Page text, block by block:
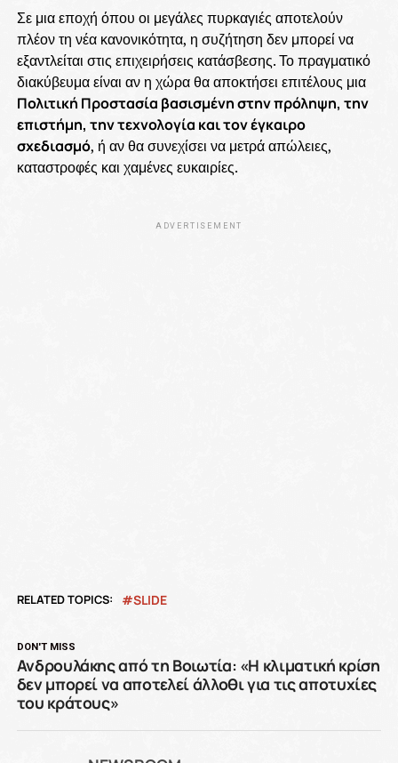
Σε μια εποχή όπου οι μεγάλες πυρκαγιές αποτελούν
πλέον τη νέα κανονικότητα, η συζήτηση δεν μπορεί να
εξαντλείται στις επιχειρήσεις κατάσβεσης. Το πραγματικό
διακύβευμα είναι αν η χώρα θα αποκτήσει επιτέλους μια
Πολιτική Προστασία βασισμένη στην πρόληψη, την
επιστήμη, την τεχνολογία και τον έγκαιρο
σχεδιασμό, ή αν θα συνεχίσει να μετρά απώλειες,
καταστροφές και χαμένες ευκαιρίες.
ADVERTISEMENT
RELATED TOPICS: SLIDE
DON'T MISS
Ανδρουλάκης από τη Βοιωτία: «Η κλιματική κρίση
δεν μπορεί να αποτελεί άλλοθι για τις αποτυχίες
του κράτους»